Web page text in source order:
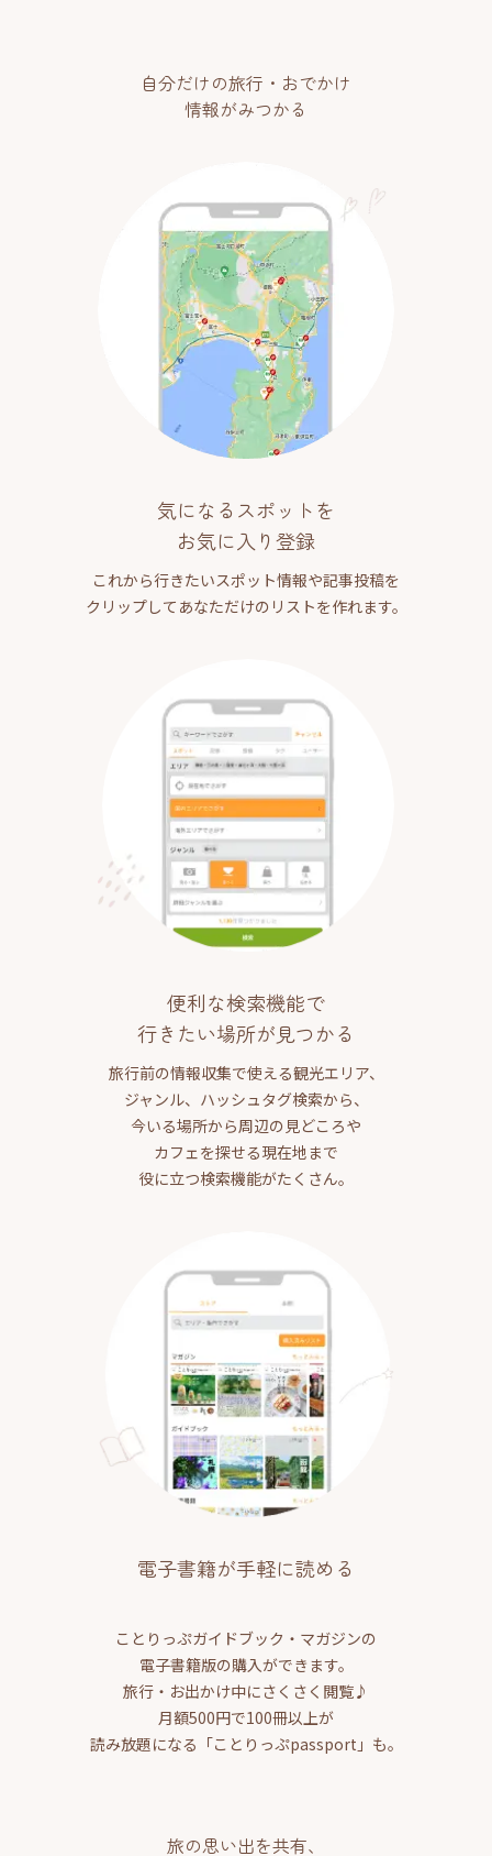
自分だけの旅行・おでかけ
情報がみつかる
気になるスポットを
お気に入り登録
これから行きたいスポット情報や記事投稿を
クリップしてあなただけのリストを作れます。
便利な検索機能で
行きたい場所が見つかる
旅行前の情報収集で使える観光エリア、
ジャンル、ハッシュタグ検索から、
今いる場所から周辺の見どころや
カフェを探せる現在地まで
役に立つ検索機能がたくさん。
電子書籍が手軽に読める
ことりっぷガイドブック・マガジンの
電子書籍版の購入ができます。
旅行・お出かけ中にさくさく閲覧♪
月額500円で100冊以上が
読み放題になる「ことりっぷpassport」も。
旅の思い出を共有、